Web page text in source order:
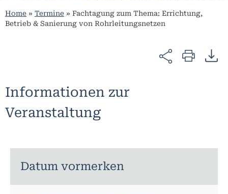
Home » Termine » Fachtagung zum Thema: Errichtung,
Betrieb & Sanierung von Rohrleitungsnetzen
Informationen zur
Veranstaltung
Datum vormerken